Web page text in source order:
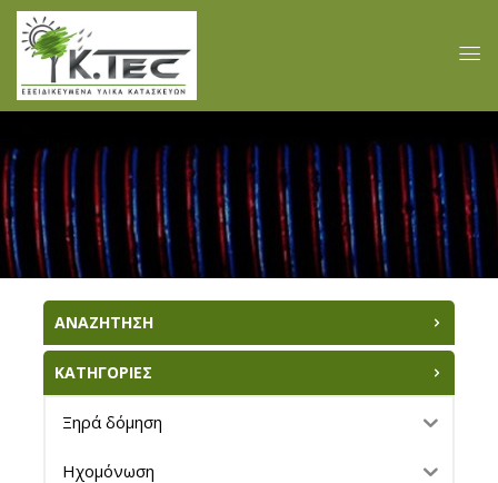
ΑΝΑΖΗΤΗΣΗ
ΚΑΤΗΓΟΡΙΕΣ
Ξηρά δόμηση
Ηχομόνωση